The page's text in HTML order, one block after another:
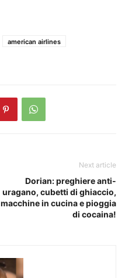
american airlines
Next article
Dorian: preghiere anti-
uragano, cubetti di ghiaccio,
macchine in cucina e pioggia
di cocaina!